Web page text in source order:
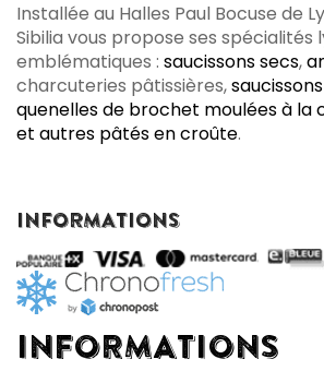
Installée au Halles Paul Bocuse de
Sibilia vous propose ses spécialités
emblématiques : saucissons secs,
charcuteries pâtissières,
quenelles de brochet moulées à la
et autres pâtés en croûte.
INFORMATIONS
INFORMATIONS